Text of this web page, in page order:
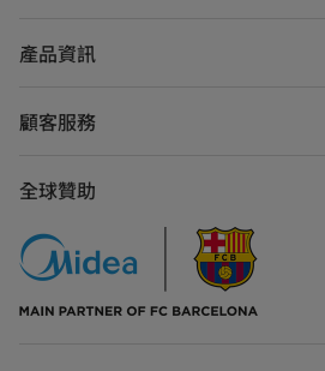
產品資訊
顧客服務
全球贊助